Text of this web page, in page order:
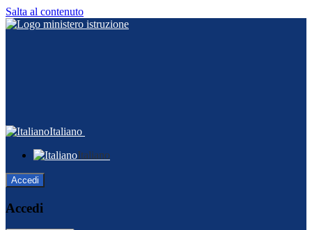
Salta al contenuto
Italiano
Italiano
Accedi
Accedi